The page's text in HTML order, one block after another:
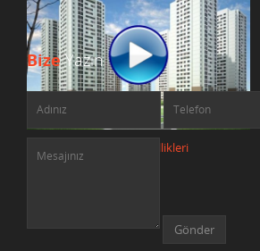
Betonun Özellikleri
BizeYazın